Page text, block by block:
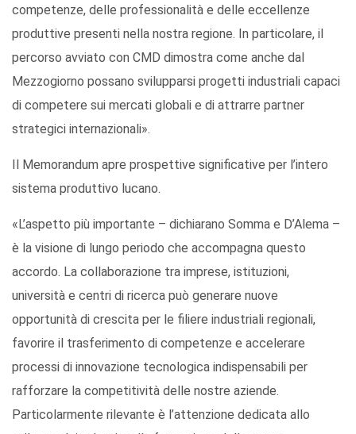
competenze, delle professionalità e delle eccellenze
produttive presenti nella nostra regione. In particolare, il
percorso avviato con CMD dimostra come anche dal
Mezzogiorno possano svilupparsi progetti industriali capaci
di competere sui mercati globali e di attrarre partner
strategici internazionali».
Il Memorandum apre prospettive significative per l’intero
sistema produttivo lucano.
«L’aspetto più importante – dichiarano Somma e D’Alema –
è la visione di lungo periodo che accompagna questo
accordo. La collaborazione tra imprese, istituzioni,
università e centri di ricerca può generare nuove
opportunità di crescita per le filiere industriali regionali,
favorire il trasferimento di competenze e accelerare
processi di innovazione tecnologica indispensabili per
rafforzare la competitività delle nostre aziende.
Particolarmente rilevante è l’attenzione dedicata allo